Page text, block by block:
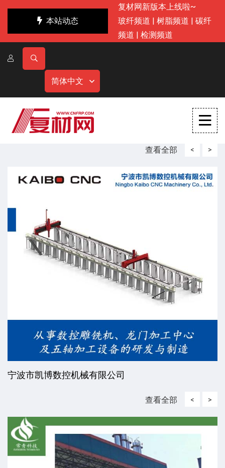
本站动态
复材网新版本上线啦~
玻纤频道 | 树脂频道 | 碳纤
频道 | 检测频道
简体中文
查看全部 <
宁波市凯博数控机械有限公司
>
查看全部 < >